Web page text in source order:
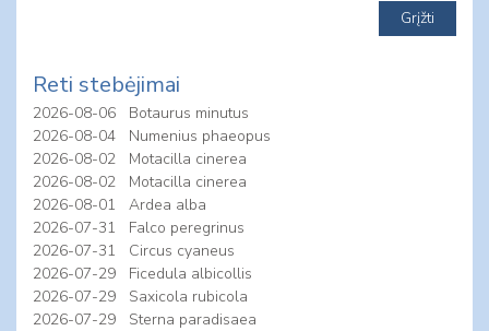
Reti stebėjimai
2026-08-06
Botaurus minutus
2026-08-04
Numenius phaeopus
2026-08-02
Motacilla cinerea
2026-08-02
Motacilla cinerea
2026-08-01
Ardea alba
2026-07-31
Falco peregrinus
2026-07-31
Circus cyaneus
2026-07-29
Ficedula albicollis
2026-07-29
Saxicola rubicola
2026-07-29
Sterna paradisaea